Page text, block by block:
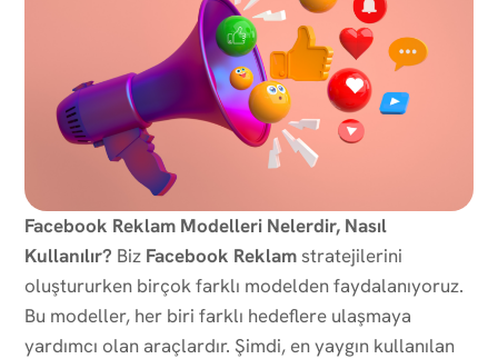
Facebook Reklam Modelleri Nelerdir, Nasıl
Kullanılır? Biz Facebook Reklamstratejilerini
oluştururken birçok farklı modelden faydalanıyoruz.
Bu modeller, her biri farklı hedeflere ulaşmaya
yardımcı olan araçlardır. Şimdi, en yaygın kullanılan